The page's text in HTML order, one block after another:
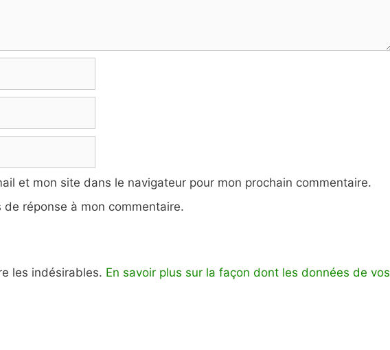
et mon site dans le navigateur pour mon prochain commentaire.
réponse à mon commentaire.
les indésirables. En savoir plus sur la façon dont les données de vos